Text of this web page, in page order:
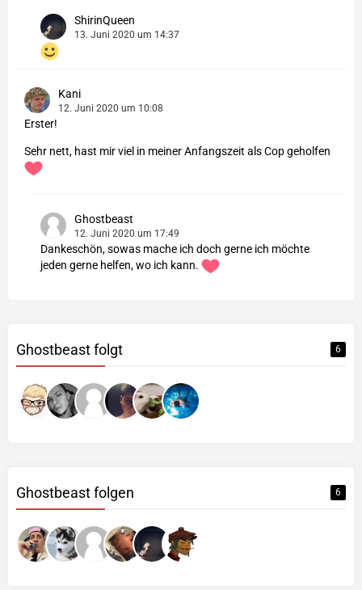
ShirinQueen
13. Juni 2020 um 14:37
Kani
12. Juni 2020 um 10:08
Erster!
Sehr nett, hast mir viel in meiner Anfangszeit als Cop geholfen
Ghostbeast
12. Juni 2020 um 17:49
Dankeschön, sowas mache ich doch gerne ich möchte
jeden gerne helfen, wo ich kann.
Ghostbeast folgt 6
Ghostbeast folgen 6